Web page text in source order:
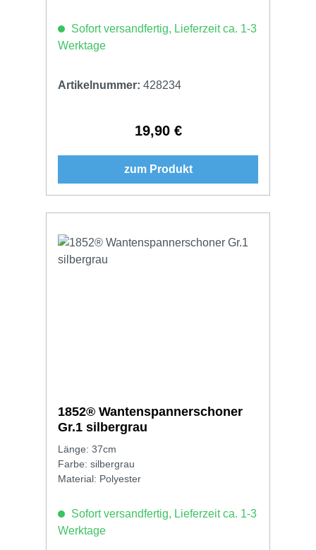
Sofort versandfertig, Lieferzeit ca. 1-3
Werktage
Artikelnummer: 428234
Regulärer Preis:
19,90 €
zum Produkt
1852® Wantenspannerschoner
Gr.1 silbergrau
Länge: 37cm
Farbe: silbergrau
Material: Polyester
Sofort versandfertig, Lieferzeit ca. 1-3
Werktage